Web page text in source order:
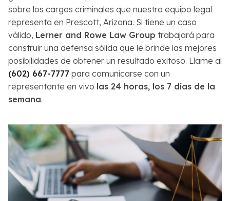
sobre los cargos criminales que nuestro equipo legal
representa en Prescott, Arizona. Si tiene un caso
válido, Lerner and Rowe Law Group trabajará para
construir una defensa sólida que le brinde las mejores
posibilidades de obtener un resultado exitoso. Llame al
(602) 667-7777 para comunicarse con un
representante en vivo las 24 horas, los 7 días de la
semana.